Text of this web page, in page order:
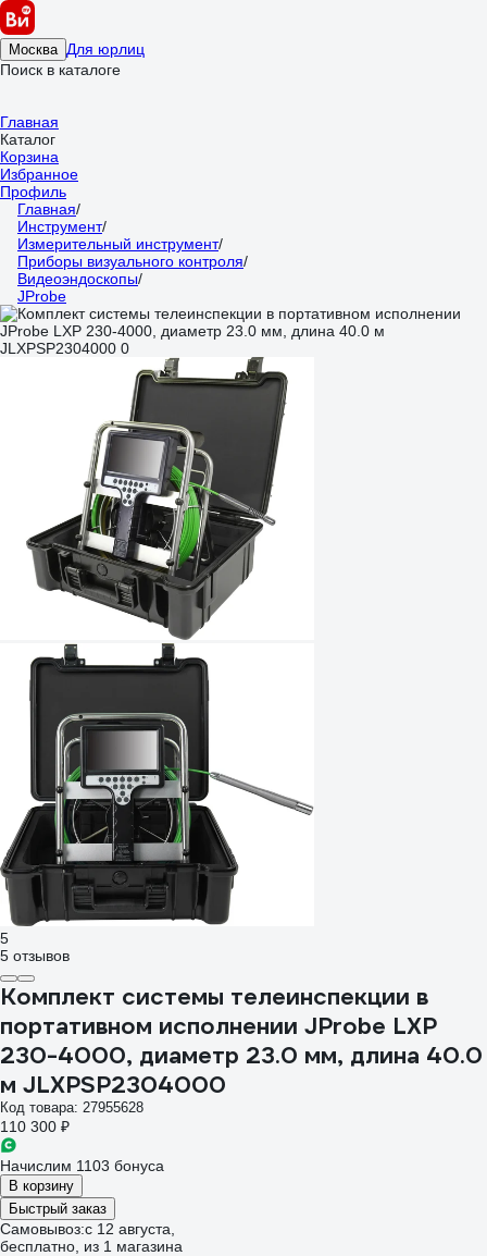
Москва Для юрлиц
Поиск в каталоге
Главная
Каталог
Корзина
Избранное
Профиль
Главная/
Инструмент/
Измерительный инструмент/
Приборы визуального контроля/
Видеоэндоскопы/
JProbe
5
5 отзывов
Комплект системы телеинспекции в
портативном исполнении JProbe LXP
230-4000, диаметр 23.0 мм, длина 40.0
м JLXPSP2304000
Код товара: 27955628
110 300 ₽
Начислим 1103 бонуса
В корзину
Быстрый заказ
Самовывоз:c 12 августа,
бесплатно , из 1 магазина